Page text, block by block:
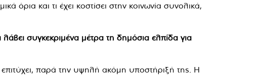
όρια και τι έχει κοστίσει στην κοινωνία συνολικά,
συγκεκριμένα μέτρα τη δημόσια ελπίδα για
παρά την υψηλή ακόμη υποστήριξή της. Η